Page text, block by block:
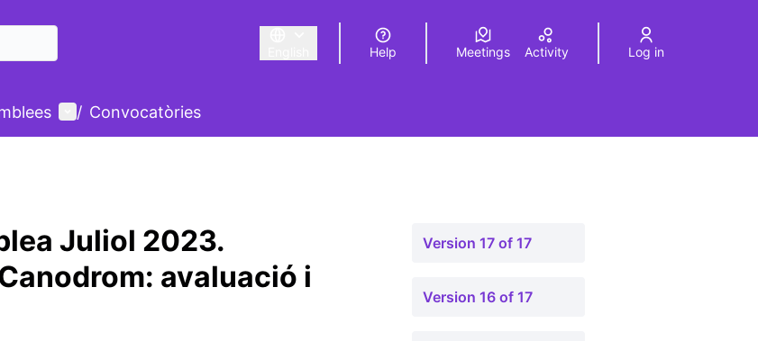
Triar la llengua Elegir el idiomaChoose language
Help Meetings Activity Log in
User menu
/ Convocatòries
Juliol 2023.
avaluació i
Version 17 of 17
Version 16 of 17